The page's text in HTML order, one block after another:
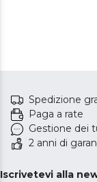
Spedizione
Paga a rate
Gestione dei
2 anni di
Iscrivetevi alla